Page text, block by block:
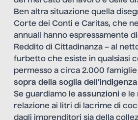
Ben altra situazione quella
Corte dei Conti e Caritas, che
annuali hanno espressamente
Reddito di Cittadinanza – al
furbetto che esiste in qualsiasi
permesso a circa 2.000
sopra della soglia dell’indigenza
Se guardiamo le assunzioni e le
relazione ai litri di lacrime di
dagli imprenditori sia della